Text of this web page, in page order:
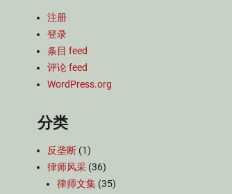
注册
登录
条目 feed
评论 feed
WordPress.org
分类
反垄断 (1)
律师风采 (36)
律师文集 (35)